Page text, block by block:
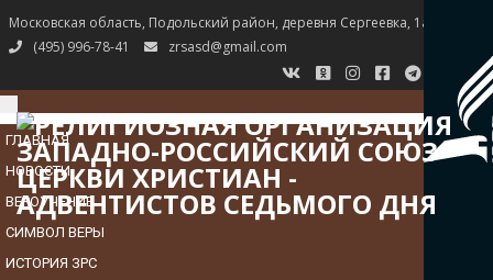
Московская область, Подольский район, деревня Сергеевка, 1а
(495) 996-78-41
zrsasd@gmail.com
TOGGLE
NAVIGATION
ГЛАВНАЯ
НОВОСТИ
ВЕРОУЧЕНИЕ
СИМВОЛ ВЕРЫ
ИСТОРИЯ ЗРС